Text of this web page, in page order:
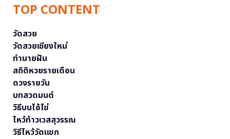
TOP CONTENT
วัดสวย
วัดสวยเชียงใหม่
ทำนายฝัน
สถิติหวยรายเดือน
ดวงรายวัน
บทสวดมนต์
วิธีบนไอ้ไข่
ไหว้ท้าวเวสสุวรรณ
วิธีไหว้วัดแขก